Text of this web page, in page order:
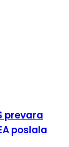
prevara
poslala